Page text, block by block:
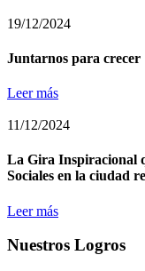
19/12/2024
Juntarnos para crecer
Leer más
11/12/2024
La Gira Inspiracional
Sociales en la ciudad
Leer más
Nuestros Logros